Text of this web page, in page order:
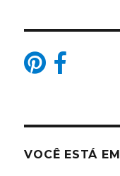
VOCÊ ESTÁ EM